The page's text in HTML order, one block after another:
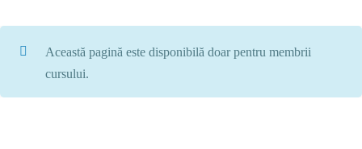
Această pagină este disponibilă doar pentru membrii
cursului.